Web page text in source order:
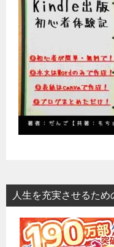
人生を充実させるた